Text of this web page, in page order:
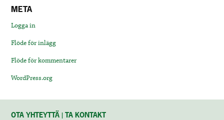
META
Logga in
Flöde för inlägg
Flöde för kommentarer
WordPress.org
OTA YHTEYTTÄ | TA KONTAKT